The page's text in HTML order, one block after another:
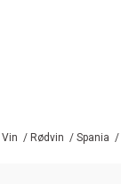
Vin / Rødvin / Spania /